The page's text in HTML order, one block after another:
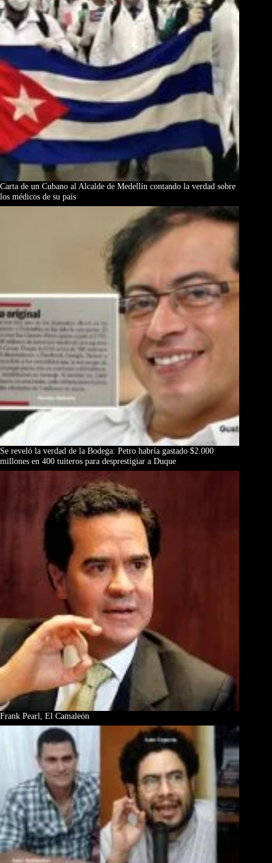
Carta de un Cubano al Alcalde de Medellín contando la verdad sobre
los médicos de su país
Se reveló la verdad de la Bodega: Petro habría gastado $2.000
millones en 400 tuiteros para desprestigiar a Duque
Frank Pearl, El Camaleón